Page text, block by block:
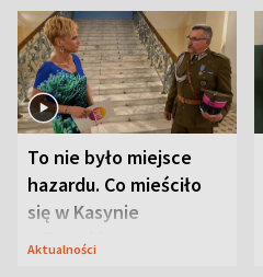
To nie było miejsce
hazardu. Co mieściło
się w Kasynie
Oficerskim?
Aktualności